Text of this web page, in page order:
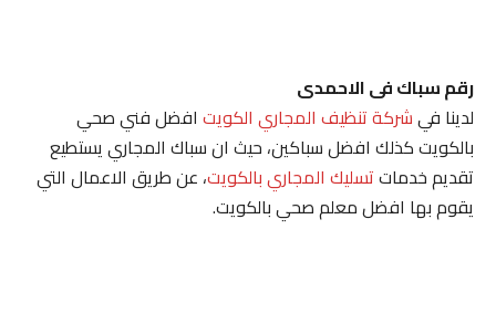
رقم سباك فى الاحمدى
لدينا فيشركة تنظيف المجاري الكويتافضل فني صحي
بالكويت كذلك افضل سباكين، حيث ان سباك المجاري يستطيع
تقديم خدماتتسليك المجاري بالكويت، عن طريق الاعمال التي
يقوم بها افضل معلم صحي بالكويت.